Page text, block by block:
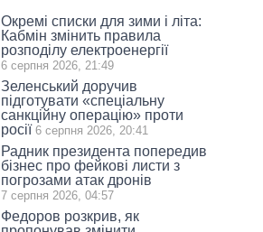
Окремі списки для зими і літа:
Кабмін змінить правила
розподілу електроенергії
6 серпня 2026, 21:49
Зеленський доручив
підготувати «спеціальну
санкційну операцію» проти
росії 6 серпня 2026, 20:41
Радник президента попередив
бізнес про фейкові листи з
погрозами атак дронів
7 серпня 2026, 04:57
Федоров розкрив, як